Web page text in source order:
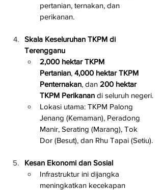
pertanian, ternakan, dan
perikanan.
Skala Keseluruhan TKPM di
Terengganu
2,000 hektar TKPM
Pertanian, 4,000 hektar TKPM
Penternakan, dan 200 hektar
TKPM Perikanan di seluruh negeri.
Lokasi utama: TKPM Palong
Jenang (Kemaman), Peradong
Manir, Serating (Marang), Tok
Dor (Besut), dan Rhu Tapai (Setiu).
Kesan Ekonomi dan Sosial
Infrastruktur ini dijangka
meningkatkan kecekapan